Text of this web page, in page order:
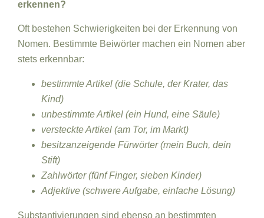
erkennen?
Oft bestehen Schwierigkeiten bei der Erkennung von
Nomen. Bestimmte Beiwörter machen ein Nomen aber
stets erkennbar:
bestimmte Artikel (die Schule, der Krater, das
Kind)
unbestimmte Artikel (ein Hund, eine Säule)
versteckte Artikel (am Tor, im Markt)
besitzanzeigende Fürwörter (mein Buch, dein
Stift)
Zahlwörter (fünf Finger, sieben Kinder)
Adjektive (schwere Aufgabe, einfache Lösung)
Substantivierungen sind ebenso an bestimmten